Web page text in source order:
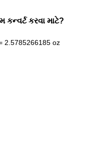
કરવા માટે?
2.5785266185 oz